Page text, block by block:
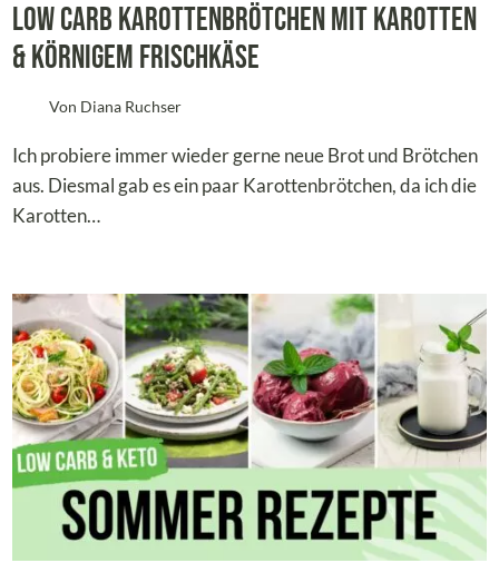
Low Carb Karottenbrötchen mit Karotten
& Körnigem Frischkäse
Von Diana Ruchser
Ich probiere immer wieder gerne neue Brot und Brötchen
aus. Diesmal gab es ein paar Karottenbrötchen, da ich die
Karotten…